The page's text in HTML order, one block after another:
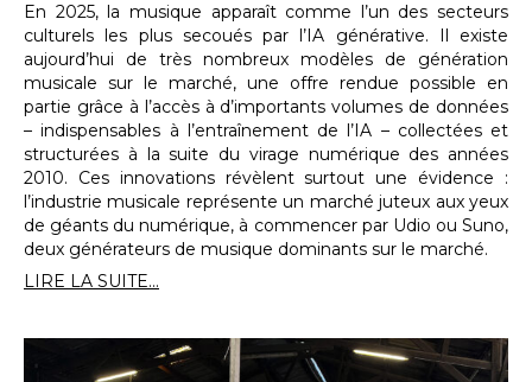
En 2025, la musique apparaît comme l’un des secteurs
culturels les plus secoués par l’IA générative. Il existe
aujourd’hui de très nombreux modèles de génération
musicale sur le marché, une offre rendue possible en
partie grâce à l’accès à d’importants volumes de données
– indispensables à l’entraînement de l’IA – collectées et
structurées à la suite du virage numérique des années
2010. Ces innovations révèlent surtout une évidence :
l’industrie musicale représente un marché juteux aux yeux
de géants du numérique, à commencer par Udio ou Suno,
deux générateurs de musique dominants sur le marché.
LIRE LA SUITE...